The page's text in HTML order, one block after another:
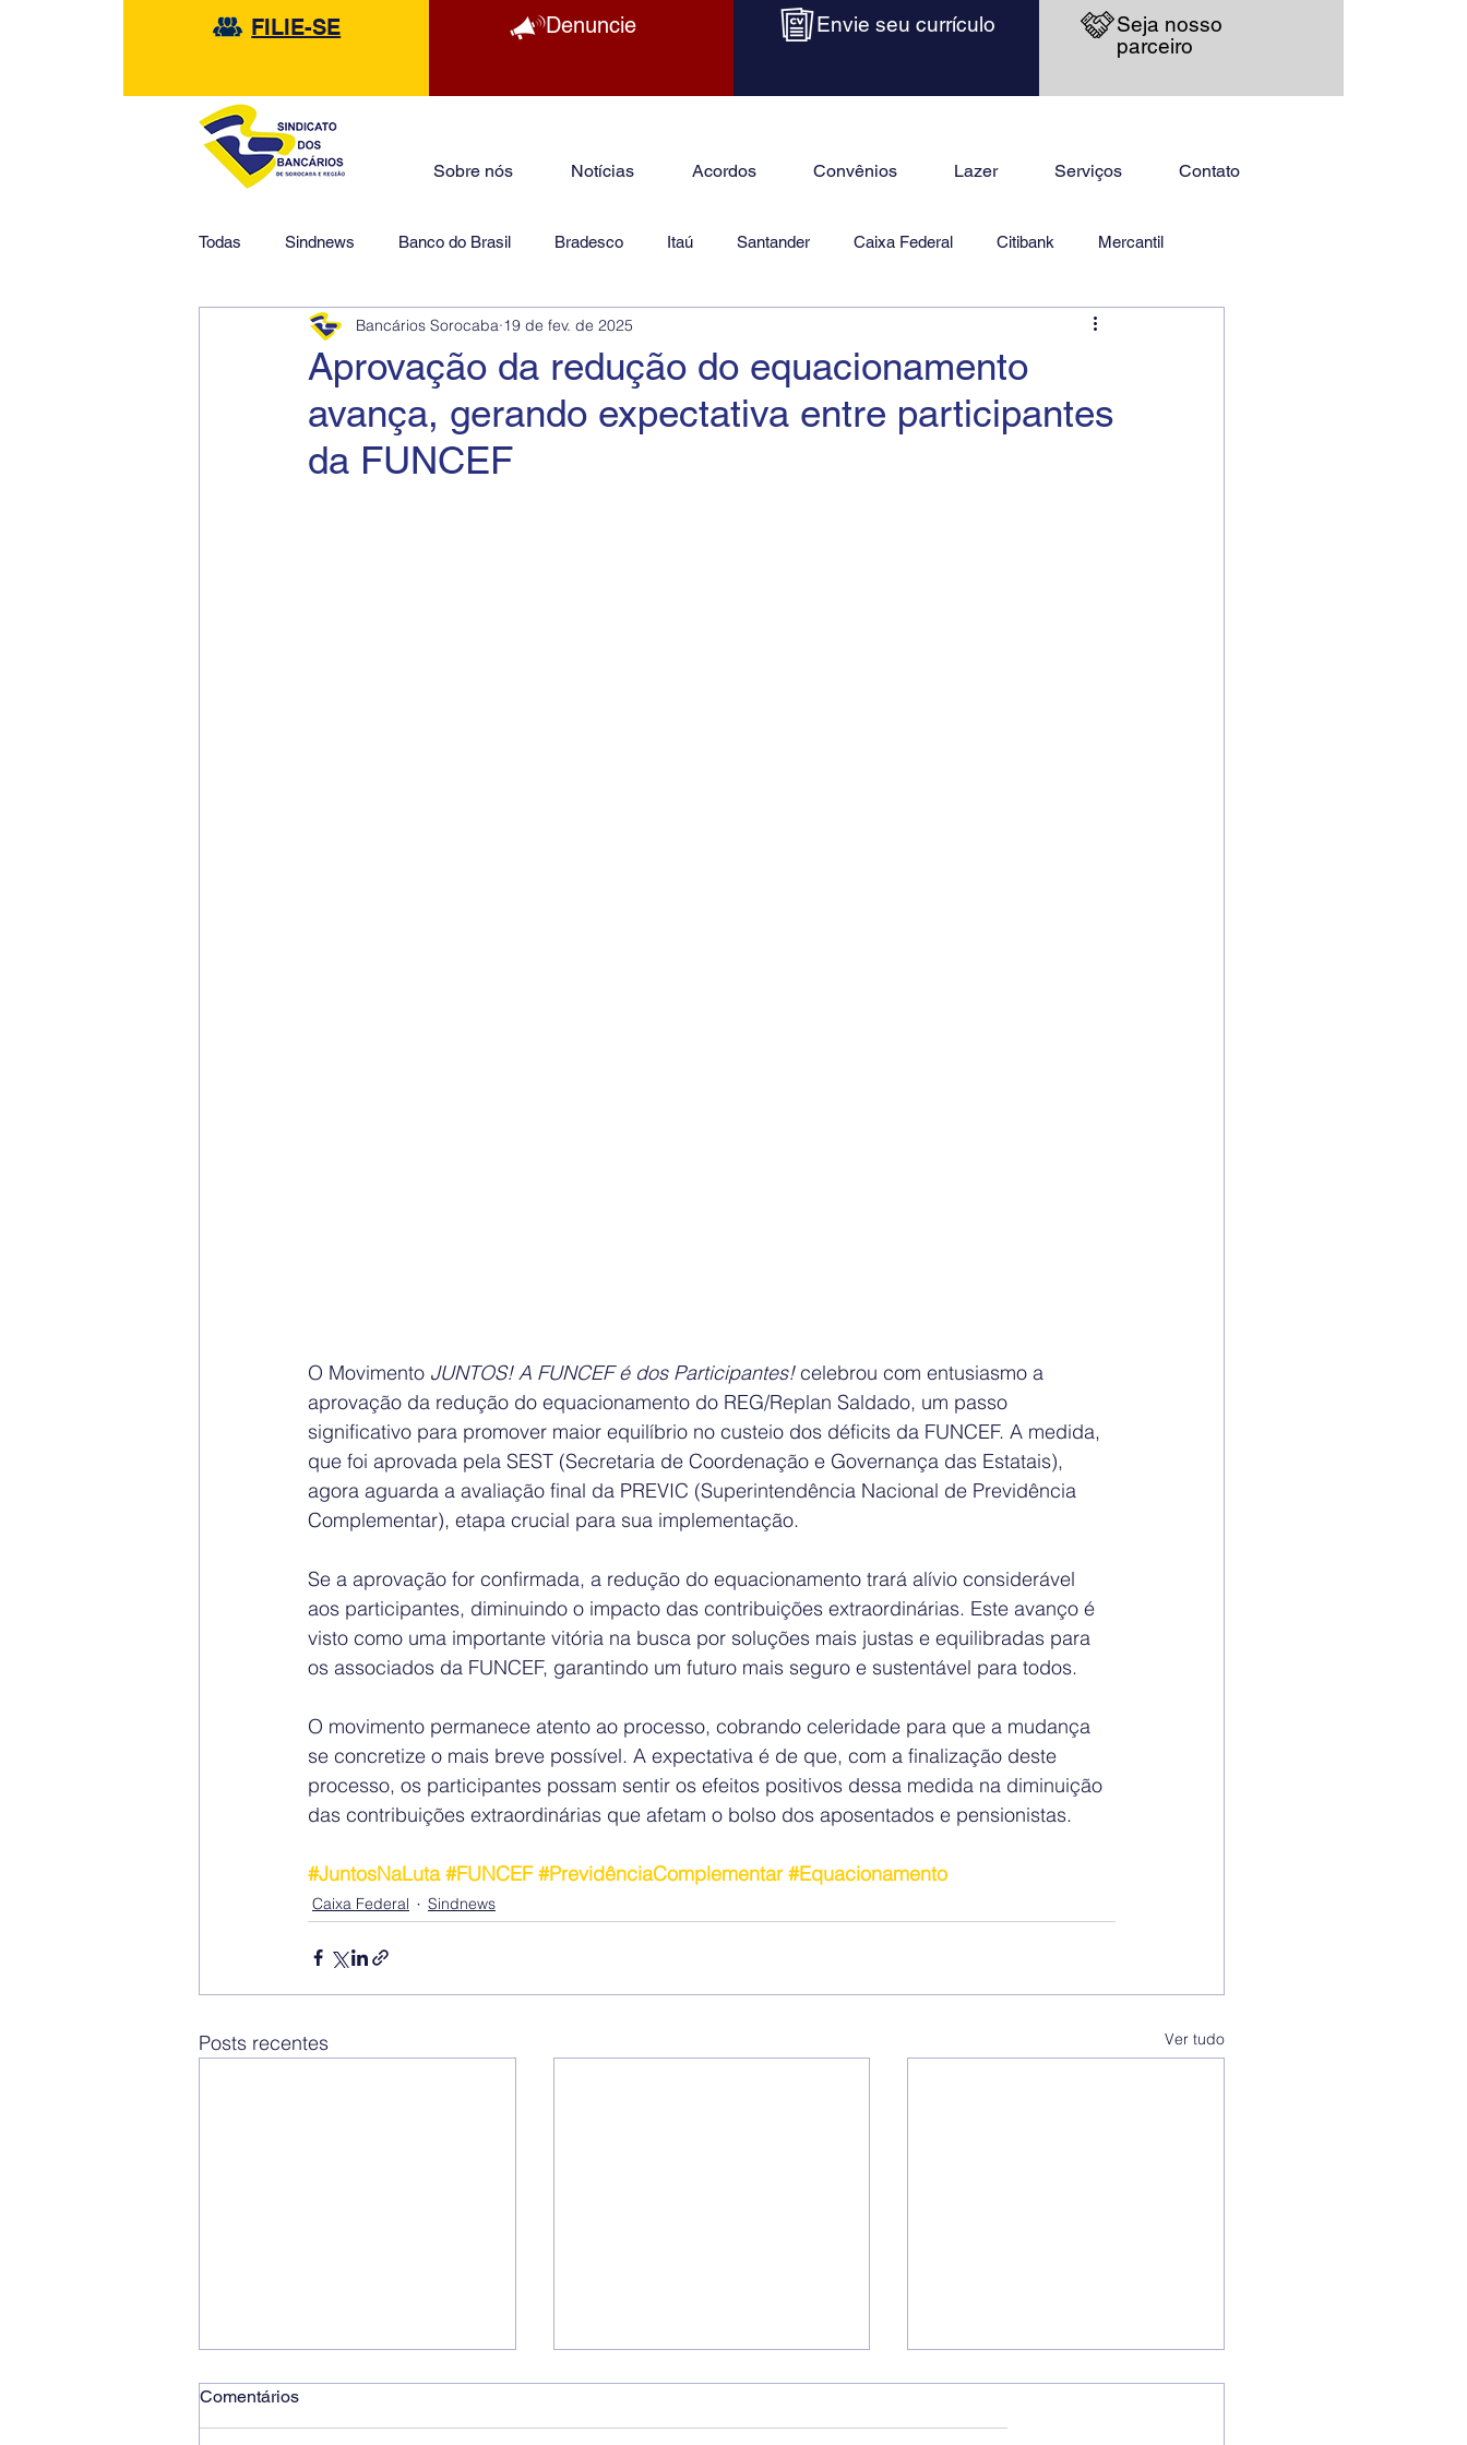
FILIE-SE Denuncie Envie seu currículo
Seja nosso
parceiro
Sobre nós Notícias Acordos Convênios Lazer Serviços Contato
Todas Sindnews Banco do Brasil Bradesco Itaú Santander Caixa Federal Citibank Mercantil
HSBC Financeiras Jurídico
Aprovação da redução do equacionamento
avança, gerando expectativa entre participantes
da FUNCEF
Bancários Sorocaba 19 de fev. de 2025
O Movimento JUNTOS! A FUNCEF é dos Participantes! celebrou com entusiasmo a
aprovação da redução do equacionamento do REG/Replan Saldado, um passo
significativo para promover maior equilíbrio no custeio dos déficits da FUNCEF. A medida,
que foi aprovada pela SEST (Secretaria de Coordenação e Governança das Estatais),
agora aguarda a avaliação final da PREVIC (Superintendência Nacional de Previdência
Complementar), etapa crucial para sua implementação.
Se a aprovação for confirmada, a redução do equacionamento trará alívio considerável
aos participantes, diminuindo o impacto das contribuições extraordinárias. Este avanço é
visto como uma importante vitória na busca por soluções mais justas e equilibradas para
os associados da FUNCEF, garantindo um futuro mais seguro e sustentável para todos.
O movimento permanece atento ao processo, cobrando celeridade para que a mudança
se concretize o mais breve possível. A expectativa é de que, com a finalização deste
processo, os participantes possam sentir os efeitos positivos dessa medida na diminuição
das contribuições extraordinárias que afetam o bolso dos aposentados e pensionistas.
#JuntosNaLuta #FUNCEF #PrevidênciaComplementar #Equacionamento
Caixa Federal Sindnews
Posts recentes Ver tudo
Comentários